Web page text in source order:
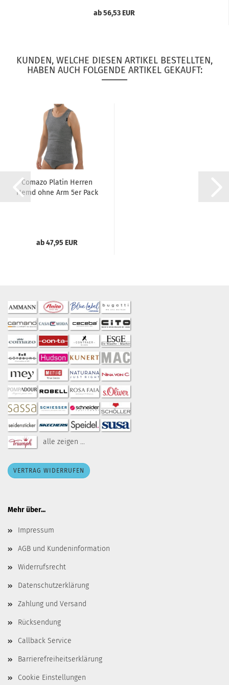
ab 56,53 EUR
KUNDEN, WELCHE DIESEN ARTIKEL BESTELLTEN,
HABEN AUCH FOLGENDE ARTIKEL GEKAUFT:
Comazo Platin Herren
Hemd ohne Arm 5er Pack
ab 47,95 EUR
alle zeigen ...
VERTRAG WIDERRUFEN
Mehr über...
Impressum
AGB und Kundeninformation
Widerrufsrecht
Datenschutzerklärung
Zahlung und Versand
Rücksendung
Callback Service
Barrierefreiheitserklärung
Cookie Einstellungen